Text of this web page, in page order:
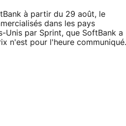
à partir du 29 août, le
dans les pays
Unis par Sprint, que SoftBank a
n'est pour l'heure communiqué.